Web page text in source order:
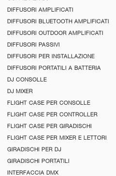
DIFFUSORI AMPLIFICATI
DIFFUSORI BLUETOOTH AMPLIFICATI
DIFFUSORI OUTDOOR AMPLIFICATI
DIFFUSORI PASSIVI
DIFFUSORI PER INSTALLAZIONE
DIFFUSORI PORTATILI A BATTERIA
DJ CONSOLLE
DJ MIXER
FLIGHT CASE PER CONSOLLE
FLIGHT CASE PER CONTROLLER
FLIGHT CASE PER GIRADISCHI
FLIGHT CASE PER MIXER E LETTORI
GIRADISCHI PER DJ
GIRADISCHI PORTATILI
INTERFACCIA DMX